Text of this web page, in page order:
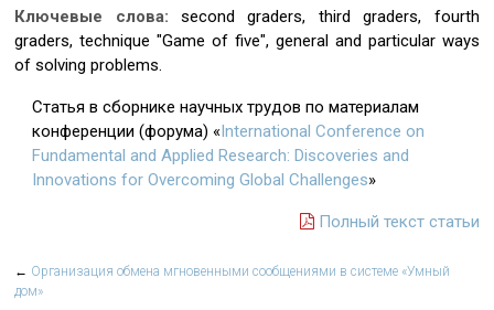
Ключевые слова:second graders, third graders, fourth
graders, technique "Game of five", general and particular ways
of solving problems.
Статья в сборнике научных трудов по материалам
конференции (форума) «International Conference on
Fundamental and Applied Research: Discoveries and
Innovations for Overcoming Global Challenges»
Полный текст статьи
← Организация обмена мгновенными сообщениями в системе «Умный
дом»